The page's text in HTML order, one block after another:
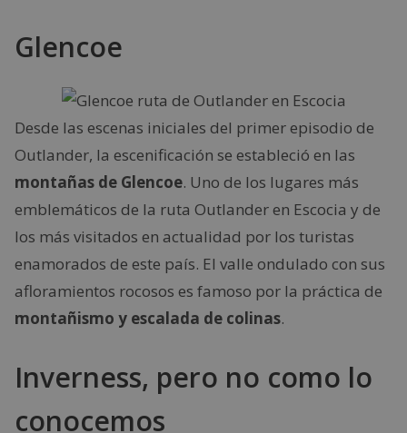
Glencoe
Desde las escenas iniciales del primer episodio de
Outlander, la escenificación se estableció en las
montañas de Glencoe. Uno de los lugares más
emblemáticos de la ruta Outlander en Escocia y de
los más visitados en actualidad por los turistas
enamorados de este país. El valle ondulado con sus
afloramientos rocosos es famoso por la práctica de
montañismo y escalada de colinas.
Inverness, pero no como lo
conocemos